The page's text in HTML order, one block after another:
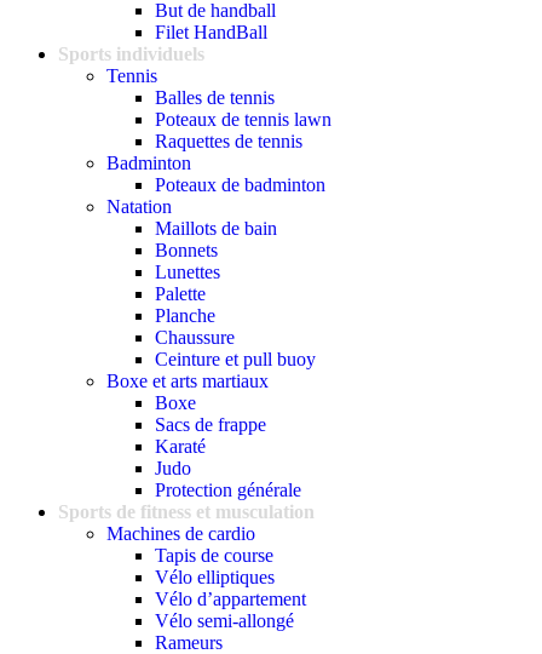
But de handball
Filet HandBall
Sports individuels
Tennis
Balles de tennis
Poteaux de tennis lawn
Raquettes de tennis
Badminton
Poteaux de badminton
Natation
Maillots de bain
Bonnets
Lunettes
Palette
Planche
Chaussure
Ceinture et pull buoy
Boxe et arts martiaux
Boxe
Sacs de frappe
Karaté
Judo
Protection générale
Sports de fitness et musculation
Machines de cardio
Tapis de course
Vélo elliptiques
Vélo d’appartement
Vélo semi-allongé
Rameurs